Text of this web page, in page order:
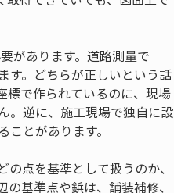
があります。道路測量で
す。どちらが正しいという話
標で作られているのに、現場
。逆に、施工現場で独自に設
とがあります。
点を基準として扱うのか、
基準点や鋲は、舗装補修、